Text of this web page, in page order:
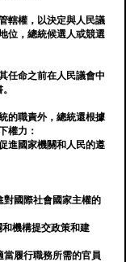
轄權，以決定與人民議
位，總統候選人或競選
任命之前在人民議會中
的職責外，總統還根據
權力：
進國家機關和人民的遵
對國際社會國家主權的
機構提交政策和建
履行職務所需的官員